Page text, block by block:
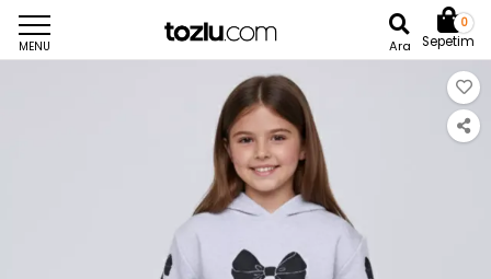
MENU Ara
0
Sepetim